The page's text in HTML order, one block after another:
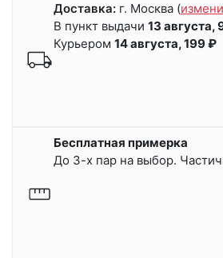
Доставка: г. Москва (
В пункт выдачи 13 августа,
Курьером 14 августа, 199 ₽
Бесплатная примерка
До 3-х пар на выбор.